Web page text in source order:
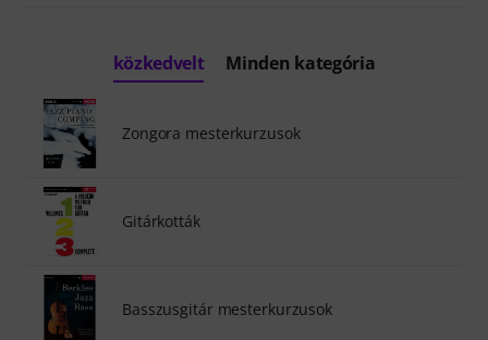
közkedvelt Minden kategória
Zongora mesterkurzusok
Gitárkották
Basszusgitár mesterkurzusok